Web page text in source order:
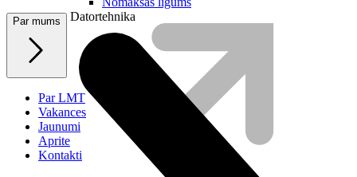
Datortehnika
Par mums
Par LMT
Vakances
Jaunumi
Aprite
Kontakti